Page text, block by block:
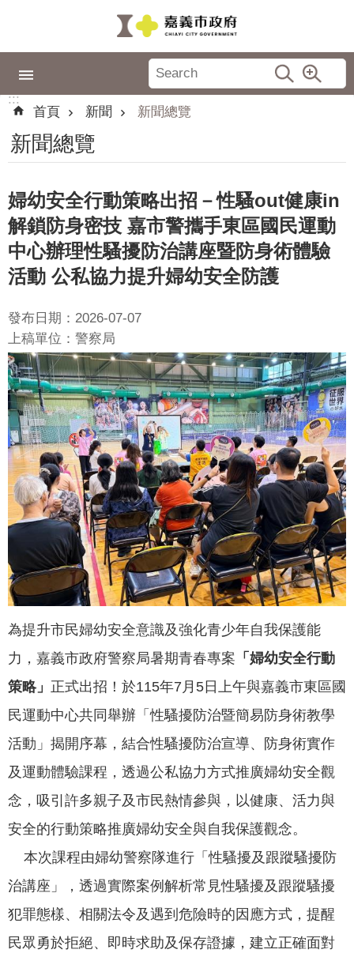
政
專
區
城
品
牌
認
識
嘉
新
聞
活
動
公
告
機
關
網
便
民
服
務
聯
我
們
網
路
群
政
府
資
訊
公
:::
首頁
新聞 新聞總覽
新聞總覽
婦幼安全行動策略出招－性騷out健康in
解鎖防身密技 嘉市警攜手東區國民運動
中心辦理性騷擾防治講座暨防身術體驗
活動 公私協力提升婦幼安全防護
發布日期：2026-07-07
上稿單位：警察局
為提升市民婦幼安全意識及強化青少年自我保護能
力，嘉義市政府警察局暑期青春專案 「 婦幼安全行動
策略 」 正式出招！於115年7月5日上午與嘉義市東區國
民運動中心共同舉辦「性騷擾防治暨簡易防身術教學
活動」揭開序幕，結合性騷擾防治宣導、防身術實作
及運動體驗課程，透過公私協力方式推廣婦幼安全觀
念，吸引許多親子及市民熱情參與，以健康、活力與
安全的行動策略推廣婦幼安全與自我保護觀念。
本次課程由婦幼警察隊進行「性騷擾及跟蹤騷擾防
治講座」，透過實際案例解析常見性騷擾及跟蹤騷擾
犯罪態樣、相關法令及遇到危險時的因應方式，提醒
民眾勇於拒絕、即時求助及保存證據，建立正確面對